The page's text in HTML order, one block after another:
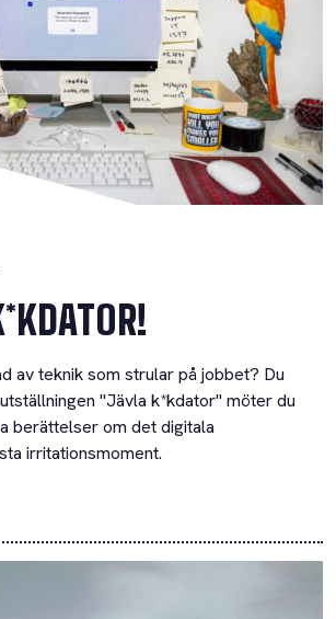
av teknik som strular på jobbet? Du
"Jävla k*kdator" möter du
berättelser om det digitala
irritationsmoment.